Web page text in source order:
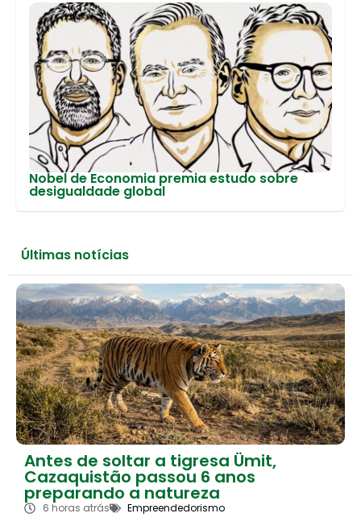
Nobel de Economia premia estudo sobre
desigualdade global
Últimas notícias
Antes de soltar a tigresa Ümit,
Cazaquistão passou 6 anos
preparando a natureza
6 horas atrás Empreendedorismo